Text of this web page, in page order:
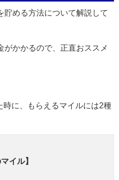
貯める方法について解説して
かかるので、正直おススメ
に、もらえるマイルには2種
イル】